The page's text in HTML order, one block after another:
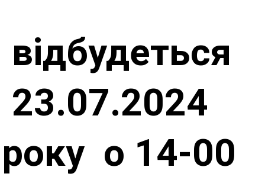
відбудеться
23.07.2024
року о 14-00